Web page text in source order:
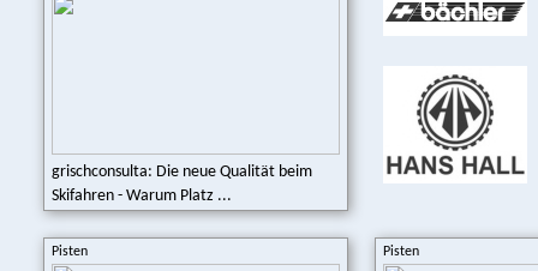
grischconsulta: Die neue Qualität beim
Skifahren - Warum Platz ...
Pisten Pisten